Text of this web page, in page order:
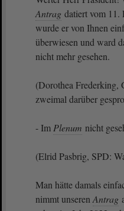
Antrag datiert vom 11.
wurde er von Ihnen
überwiesen und ward
nicht mehr gesehen.
(Dorothea
zweimal darüber
- Im Plenum nicht
(Elrid Pasbrig, SPD:
Man hätte damals
nimmt unseren Antrag